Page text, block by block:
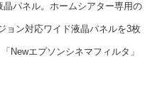
晶パネル。ホームシアター専用の
ョン対応ワイド液晶パネルを3枚
Newエプソンシネマフィルタ」